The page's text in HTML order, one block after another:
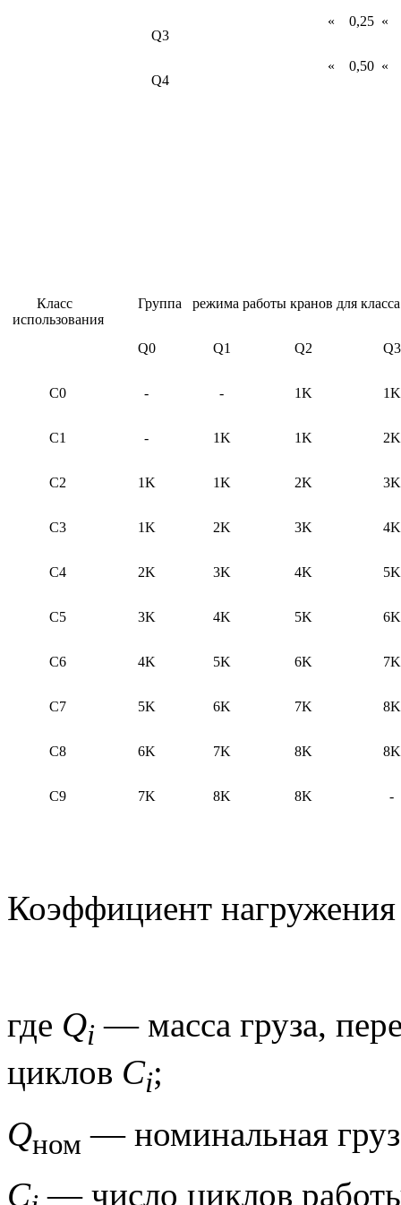
Q3
« 0,25 «
Q4
« 0,50 «
Класс
использования
Группа режима работы кранов для
Q0 Q1 Q2 Q3
С0 - - 1K 1K
С1 - 1K 1K 2K
С2 1K 1K 2K 3K
С3 1K 2K 3K 4K
С4 2K 3K 4K 5K
С5 3K 4K 5K 6K
С6 4K 5K 6K 7K
С7 5K 6K 7K 8K
С8 6K 7K 8K 8K
С9 7K 8K 8K -
Коэффициент
где Qi — масса груза,
циклов Ci;
Qном — номинальная
C — число циклов